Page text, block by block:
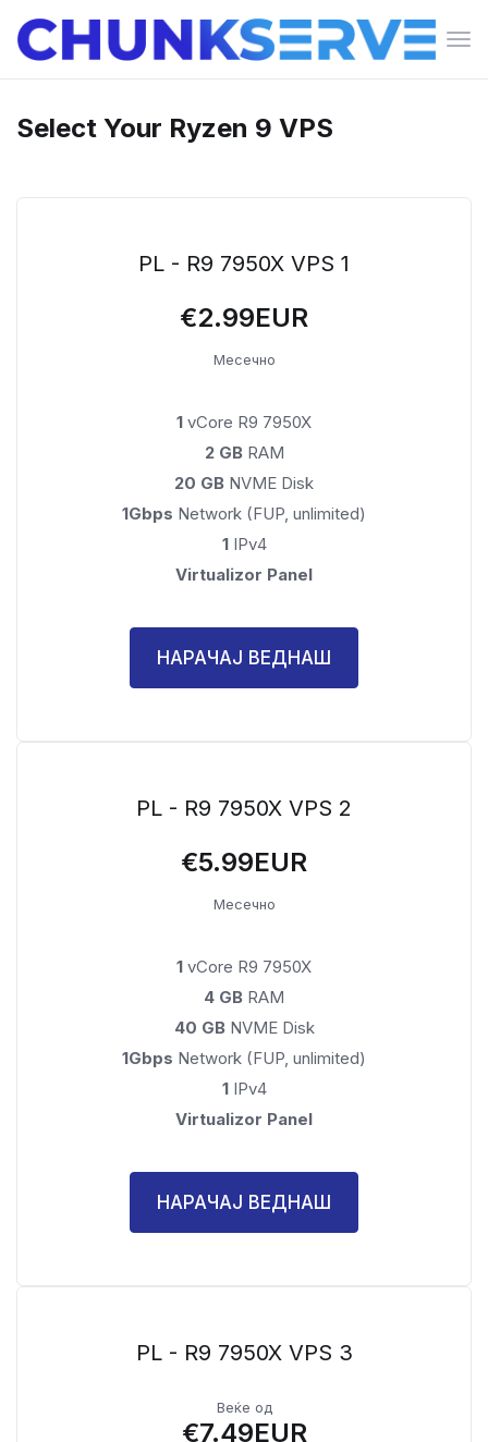
Select Your Ryzen 9 VPS
PL - R9 7950X VPS 1
€2.99EUR
Месечно
1 vCore R9 7950X
2 GB RAM
20 GB NVME Disk
1Gbps Network (FUP, unlimited)
1IPv4
Virtualizor Panel
НАРАЧАЈ ВЕДНАШ
PL - R9 7950X VPS 2
€5.99EUR
Месечно
1 vCore R9 7950X
4 GB RAM
40 GBNVME Disk
1Gbps Network (FUP, unlimited)
1IPv4
Virtualizor Panel
НАРАЧАЈ ВЕДНАШ
PL - R9 7950X VPS 3
Веќе од
€7.49EUR